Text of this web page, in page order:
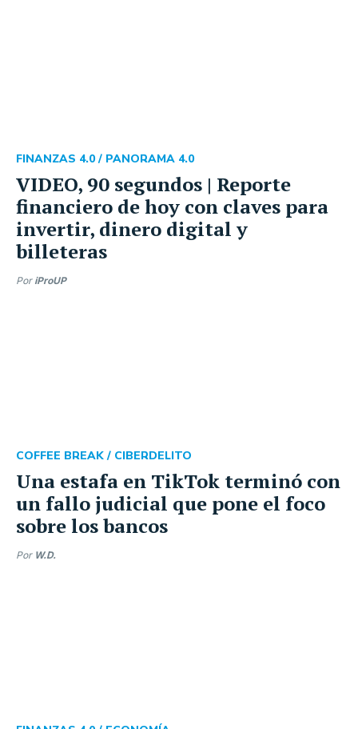
VIDEO, 90 segundos | Reporte
financiero de hoy con claves para
invertir, dinero digital y
billeteras
FINANZAS 4.0 / PANORAMA 4.0
Por iProUP
Una estafa en TikTok terminó con
un fallo judicial que pone el foco
sobre los bancos
COFFEE BREAK / CIBERDELITO
Por W.D.